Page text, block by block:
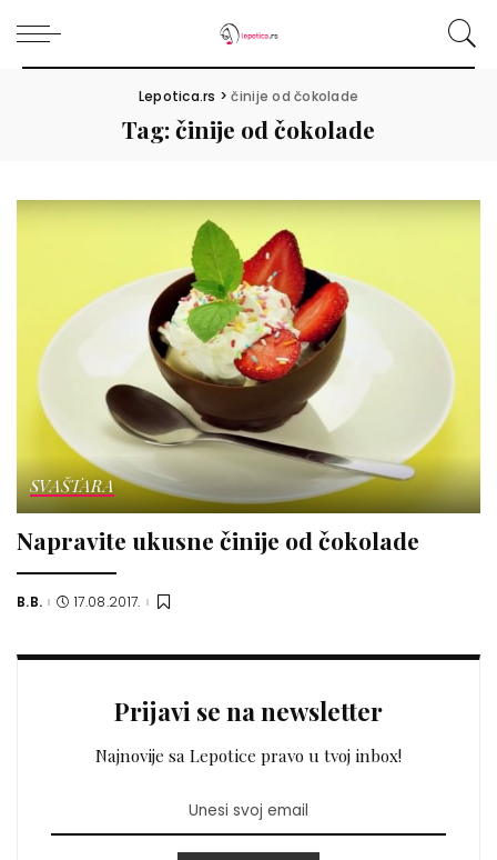
Lepotica.rs >činije od čokolade
Tag:činije od čokolade
SVAŠTARA
Napravite ukusne činije od čokolade
Posted
B.B. 17.08.2017.
Prijavi se na newsletter
Najnovije sa Lepotice pravo u tvoj inbox!